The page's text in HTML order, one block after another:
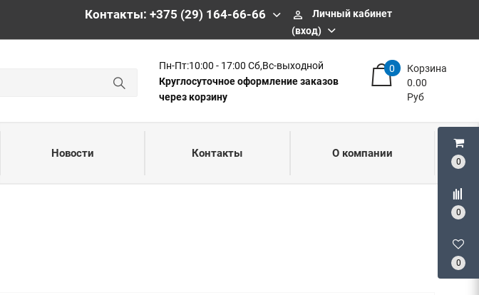
0
0
0
Контакты: +375 (29) 164-66-66 perm_identity
Личный кабинет
(вход)
Пн-Пт:10:00 - 17:00 Сб,Вс-выходной
Круглосуточное оформление заказов
через корзину
Корзина
0
0.00
Руб
Новости Контакты О компании